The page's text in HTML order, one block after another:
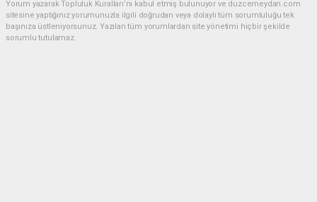
Yorum yazarak Topluluk Kuralları’nı kabul etmiş bulunuyor ve duzcemeydan.com
sitesine yaptığınız yorumunuzla ilgili doğrudan veya dolaylı tüm sorumluluğu tek
başınıza üstleniyorsunuz. Yazılan tüm yorumlardan site yönetimi hiçbir şekilde
sorumlu tutulamaz.